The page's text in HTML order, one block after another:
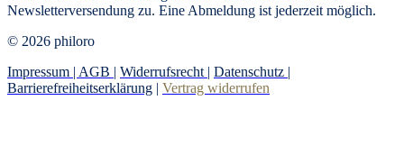
Newsletterversendung zu. Eine Abmeldung ist jederzeit möglich.
© 2026 philoro
Impressum | AGB | Widerrufsrecht | Datenschutz |
Barrierefreiheitserklärung | Vertrag widerrufen